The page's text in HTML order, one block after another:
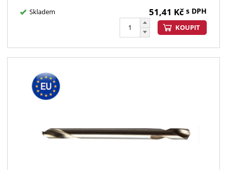
Skladem 51,41 Kč s DPH
KOUPIT